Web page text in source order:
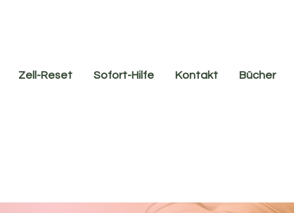
Zell-Reset Sofort-Hilfe Kontakt Bücher